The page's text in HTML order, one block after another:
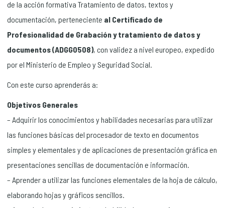
de la acción formativa Tratamiento de datos, textos y
documentación, perteneciente al Certificado de
Profesionalidad de Grabación y tratamiento de datos y
documentos (ADGG0508), con validez a nivel europeo, expedido
por el Ministerio de Empleo y Seguridad Social.
Con este curso aprenderás a:
Objetivos Generales
– Adquirir los conocimientos y habilidades necesarias para utilizar
las funciones básicas del procesador de texto en documentos
simples y elementales y de aplicaciones de presentación gráfica en
presentaciones sencillas de documentación e información.
– Aprender a utilizar las funciones elementales de la hoja de cálculo,
elaborando hojas y gráficos sencillos.